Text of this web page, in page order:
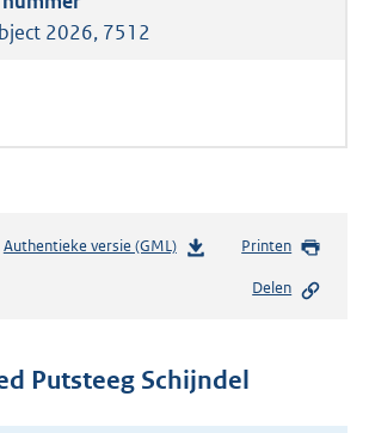
2026, 7512
Authentieke versie (GML)b
n
s
Printen
Delen
Putsteeg Schijndel